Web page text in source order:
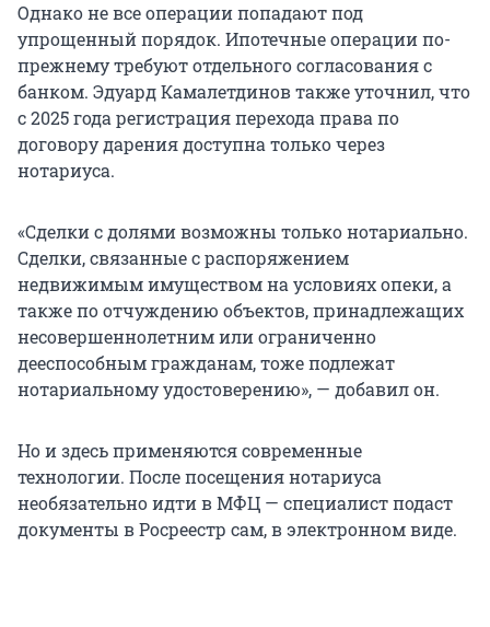
Однако не все операции попадают под
упрощенный порядок. Ипотечные операции по-
прежнему требуют отдельного согласования с
банком. Эдуард Камалетдинов также уточнил, что
с 2025 года регистрация перехода права по
договору дарения доступна только через
нотариуса.
«Сделки с долями возможны только нотариально.
Сделки, связанные с распоряжением
недвижимым имуществом на условиях опеки, а
также по отчуждению объектов, принадлежащих
несовершеннолетним или ограниченно
дееспособным гражданам, тоже подлежат
нотариальному удостоверению», — добавил он.
Но и здесь применяются современные
технологии. После посещения нотариуса
необязательно идти в МФЦ — специалист подаст
документы в Росреестр сам, в электронном виде.